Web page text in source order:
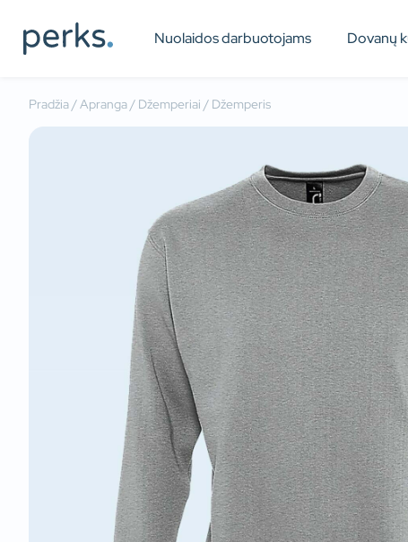
Nuolaidos darbuotojams Dovanų
Pradžia/Apranga/ Džemperiai / Džemperis